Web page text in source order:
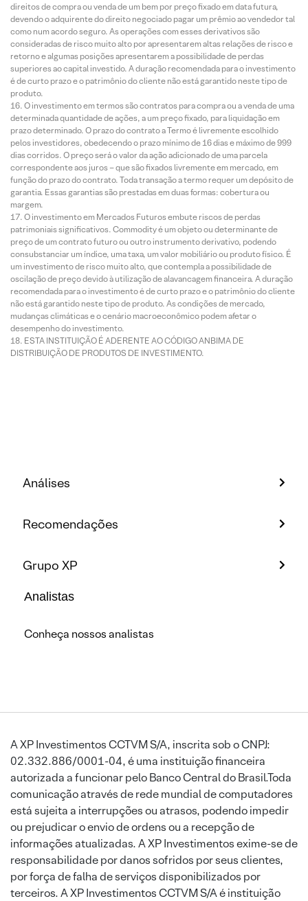
direitos de compra ou venda de um bem por preço fixado em data futura,
devendo o adquirente do direito negociado pagar um prêmio ao vendedor tal
como num acordo seguro. As operações com esses derivativos são
consideradas de risco muito alto por apresentarem altas relações de risco e
retorno e algumas posições apresentarem a possibilidade de perdas
superiores ao capital investido. A duração recomendada para o investimento
é de curto prazo e o patrimônio do cliente não está garantido neste tipo de
produto.
O investimento em termos são contratos para compra ou a venda de uma
determinada quantidade de ações, a um preço fixado, para liquidação em
prazo determinado. O prazo do contrato a Termo é livremente escolhido
pelos investidores, obedecendo o prazo mínimo de 16 dias e máximo de 999
dias corridos. O preço será o valor da ação adicionado de uma parcela
correspondente aos juros – que são fixados livremente em mercado, em
função do prazo do contrato. Toda transação a termo requer um depósito de
garantia. Essas garantias são prestadas em duas formas: cobertura ou
margem.
O investimento em Mercados Futuros embute riscos de perdas
patrimoniais significativos. Commodity é um objeto ou determinante de
preço de um contrato futuro ou outro instrumento derivativo, podendo
consubstanciar um índice, uma taxa, um valor mobiliário ou produto físico. É
um investimento de risco muito alto, que contempla a possibilidade de
oscilação de preço devido à utilização de alavancagem financeira. A duração
recomendada para o investimento é de curto prazo e o patrimônio do cliente
não está garantido neste tipo de produto. As condições de mercado,
mudanças climáticas e o cenário macroeconômico podem afetar o
desempenho do investimento.
ESTA INSTITUIÇÃO É ADERENTE AO CÓDIGO ANBIMA DE
DISTRIBUIÇÃO DE PRODUTOS DE INVESTIMENTO.
Análises
Recomendações
Grupo XP
Analistas
Conheça nossos analistas
A XP Investimentos CCTVM S/A, inscrita sob o CNPJ:
02.332.886/0001-04, é uma instituição financeira
autorizada a funcionar pelo Banco Central do Brasil.Toda
comunicação através de rede mundial de computadores
está sujeita a interrupções ou atrasos, podendo impedir
ou prejudicar o envio de ordens ou a recepção de
informações atualizadas. A XP Investimentos exime-se de
responsabilidade por danos sofridos por seus clientes,
por força de falha de serviços disponibilizados por
terceiros. A XP Investimentos CCTVM S/A é instituição